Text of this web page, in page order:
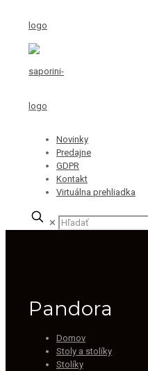
Novinky
Predajne
GDPR
Kontakt
Virtuálna prehliadka
✕
Pandora
Domov
Stoly a stolíky
Stolíky